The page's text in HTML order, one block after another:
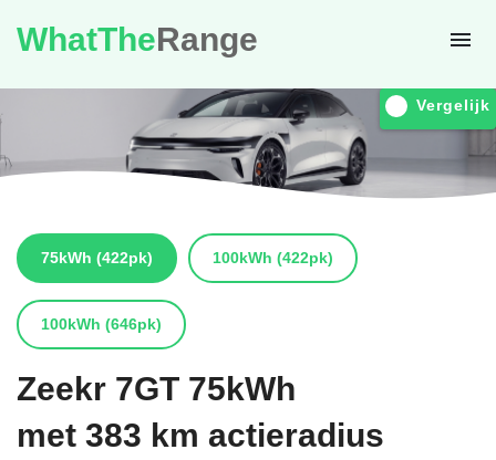
WhatTheRange
Vergelijk
75kWh (422pk) 100kWh (422pk)
100kWh (646pk)
Zeekr 7GT 75kWh
met 383 km actieradius